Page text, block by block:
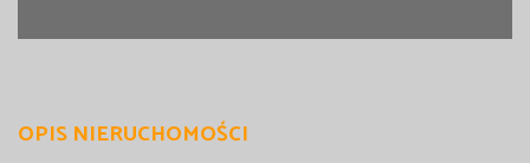
OPIS NIERUCHOMOŚCI